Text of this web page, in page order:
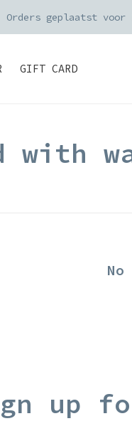
GIFT CARD
Orders geplaatst voor
with
up